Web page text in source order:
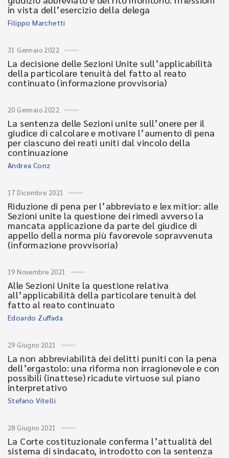
in vista dell’esercizio della delega
Filippo Marchetti
31 Gennaio 2022
La decisione delle Sezioni Unite sull’applicabilità
della particolare tenuità del fatto al reato
continuato (informazione provvisoria)
20 Gennaio 2022
La sentenza delle Sezioni unite sull’onere per il
giudice di calcolare e motivare l’aumento di pena
per ciascuno dei reati uniti dal vincolo della
continuazione
Andrea Conz
17 Dicembre 2021
Riduzione di pena per l’abbreviato e lex mitior: alle
Sezioni unite la questione dei rimedi avverso la
mancata applicazione da parte del giudice di
appello della norma più favorevole sopravvenuta
(informazione provvisoria)
19 Novembre 2021
Alle Sezioni Unite la questione relativa
all’applicabilità della particolare tenuità del
fatto al reato continuato
Edoardo Zuffada
29 Giugno 2021
La non abbreviabilità dei delitti puniti con la pena
dell’ergastolo: una riforma non irragionevole e con
possibili (inattese) ricadute virtuose sul piano
interpretativo
Stefano Vitelli
28 Giugno 2021
La Corte costituzionale conferma l’attualità del
sistema di sindacato, introdotto con la sentenza